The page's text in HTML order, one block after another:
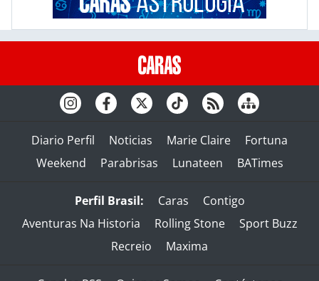
Diario Perfil Noticias Marie Claire
Fortuna
Weekend
Parabrisas Lunateen BATimes
Perfil Brasil: Caras
Contigo
Aventuras Na Historia
Rolling Stone
Sport Buzz
Recreio
Maxima